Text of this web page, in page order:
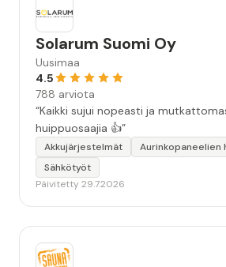
Solarum Suomi Oy
Uusimaa
4.5
788 arviota
“Kaikki sujui nopeasti ja
huippuosaajia 👍”
Akkujärjestelmät
Aurinkopaneelien
Sähkötyöt
Päivitetty 29.7.2026